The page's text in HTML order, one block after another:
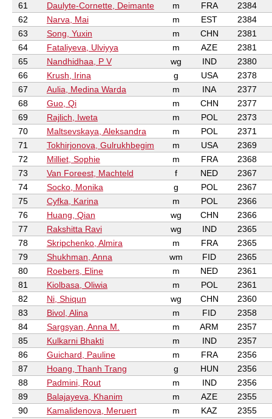
61
Daulyte-Cornette, Deimante m FRA
2384
62
Narva, Mai m EST
2384
63
Song, Yuxin m CHN
2381
64
Fataliyeva, Ulviyya m AZE
2381
65
Nandhidhaa, P V wg IND
2380
66
Krush, Irina g USA
2378
67
Aulia, Medina Warda m INA
2377
68
Guo, Qi m CHN
2377
69
Rajlich, Iweta m POL
2373
70
Maltsevskaya, Aleksandra m POL
2371
71
Tokhirjonova, Gulrukhbegim m USA
2369
72
Milliet, Sophie m FRA
2368
73
Van Foreest, Machteld f NED
2367
74
Socko, Monika g POL
2367
75
Cyfka, Karina m POL
2366
76
Huang, Qian wg CHN
2366
77
Rakshitta Ravi wg IND
2365
78
Skripchenko, Almira m FRA
2365
79
Shukhman, Anna wm FID
2365
80
Roebers, Eline m NED
2361
81
Kiolbasa, Oliwia m POL
2361
82
Ni, Shiqun wg CHN
2360
83
Bivol, Alina m FID
2358
84
Sargsyan, Anna M. m ARM
2357
85
Kulkarni Bhakti m IND
2357
86
Guichard, Pauline m FRA
2356
87
Hoang, Thanh Trang g HUN
2356
88
Padmini, Rout m IND
2356
89
Balajayeva, Khanim m AZE
2355
90
Kamalidenova, Meruert m KAZ
2355